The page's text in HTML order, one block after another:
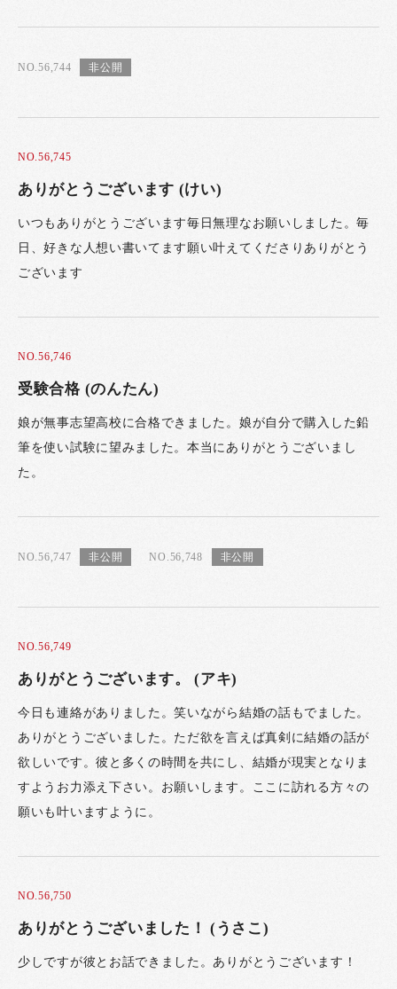
NO.56,744
NO.56,745
ありがとうございます (けい)
いつもありがとうございます毎日無理なお願いしました。毎
日、好きな人想い書いてます願い叶えてくださりありがとう
ございます
NO.56,746
受験合格 (のんたん)
娘が無事志望高校に合格できました。娘が自分で購入した鉛
筆を使い試験に望みました。本当にありがとうございまし
た。
NO.56,747 NO.56,748
NO.56,749
ありがとうございます。 (アキ)
今日も連絡がありました。笑いながら結婚の話もでました。
ありがとうございました。ただ欲を言えば真剣に結婚の話が
欲しいです。彼と多くの時間を共にし、結婚が現実となりま
すようお力添え下さい。お願いします。ここに訪れる方々の
願いも叶いますように。
NO.56,750
ありがとうございました！ (うさこ)
少しですが彼とお話できました。ありがとうございます！